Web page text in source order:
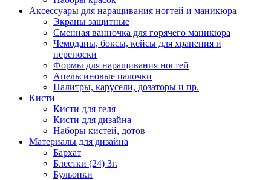
Аксессуары для наращивания ногтей и маникюра
Экраны защитные
Сменная ванночка для горячего маникюра
Чемоданы, боксы, кейсы для хранения и
переноски
Формы для наращивания ногтей
Апельсиновые палочки
Палитры, карусели, дозаторы и пр.
Кисти
Кисти для геля
Кисти для дизайна
Наборы кистей, дотов
Материалы для дизайна
Бархат
Блестки (24) 3г.
Бульонки